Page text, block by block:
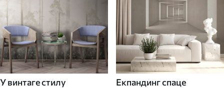
У винтаге стилу Екпандинг спаце